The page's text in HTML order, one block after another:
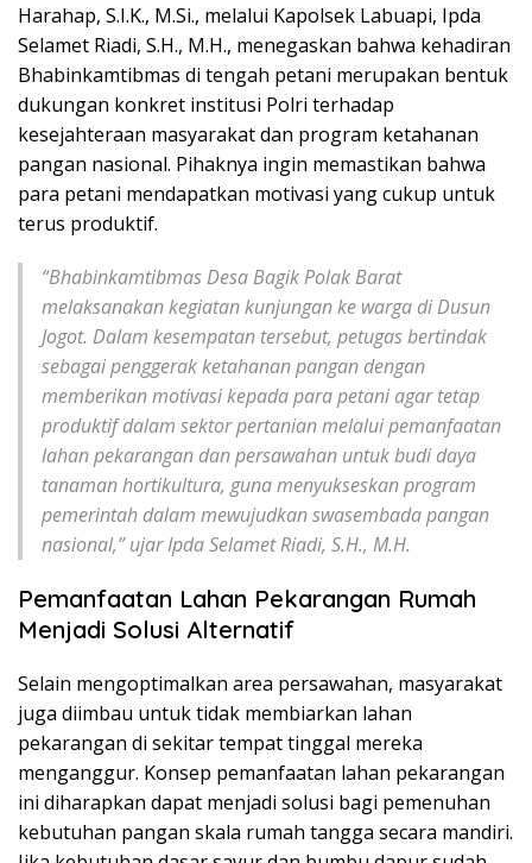
Harahap, S.I.K., M.Si., melalui Kapolsek Labuapi, Ipda
Selamet Riadi, S.H., M.H., menegaskan bahwa kehadiran
Bhabinkamtibmas di tengah petani merupakan bentuk
dukungan konkret institusi Polri terhadap
kesejahteraan masyarakat dan program ketahanan
pangan nasional. Pihaknya ingin memastikan bahwa
para petani mendapatkan motivasi yang cukup untuk
terus produktif.
“Bhabinkamtibmas Desa Bagik Polak Barat
melaksanakan kegiatan kunjungan ke warga di Dusun
Jogot. Dalam kesempatan tersebut, petugas bertindak
sebagai penggerak ketahanan pangan dengan
memberikan motivasi kepada para petani agar tetap
produktif dalam sektor pertanian melalui pemanfaatan
lahan pekarangan dan persawahan untuk budi daya
tanaman hortikultura, guna menyukseskan program
pemerintah dalam mewujudkan swasembada pangan
nasional,” ujar Ipda Selamet Riadi, S.H., M.H.
Pemanfaatan Lahan Pekarangan Rumah
Menjadi Solusi Alternatif
Selain mengoptimalkan area persawahan, masyarakat
juga diimbau untuk tidak membiarkan lahan
pekarangan di sekitar tempat tinggal mereka
menganggur. Konsep pemanfaatan lahan pekarangan
ini diharapkan dapat menjadi solusi bagi pemenuhan
kebutuhan pangan skala rumah tangga secara mandiri.